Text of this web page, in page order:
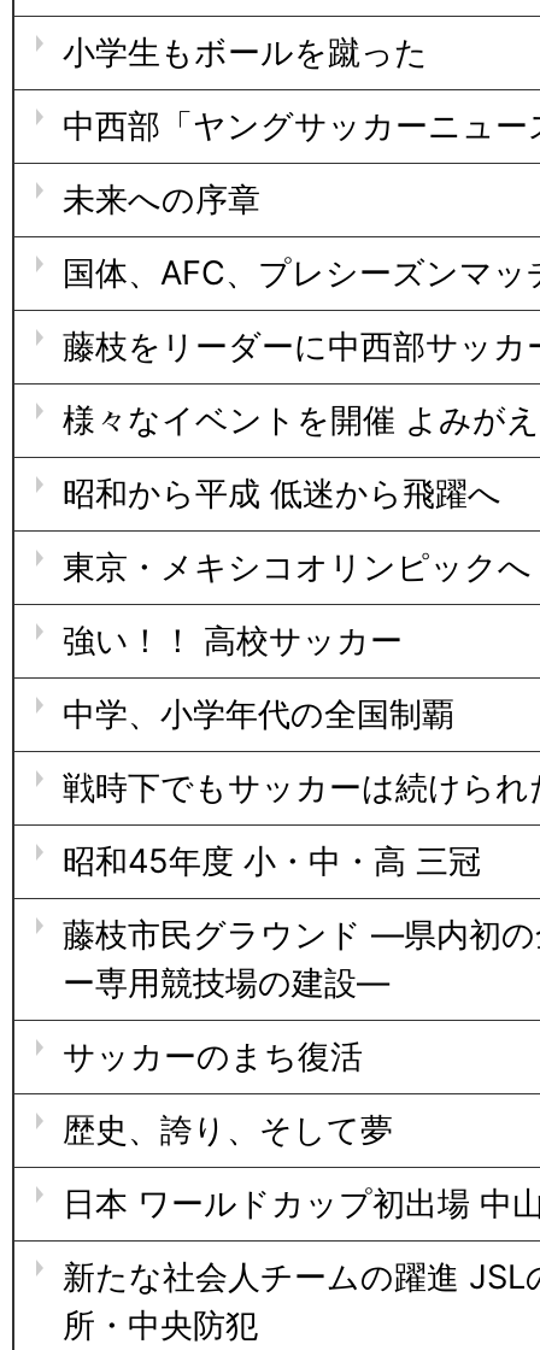
小学生もボールを蹴った
中西部「ヤングサッカーニュー
未来への序章
国体、AFC、プレシーズンマッ
藤枝をリーダーに中西部サッカ
様々なイベントを開催 よみが
昭和から平成 低迷から飛躍へ
東京・メキシコオリンピックへ
強い！！ 高校サッカー
中学、小学年代の全国制覇
戦時下でもサッカーは続けられ
昭和45年度 小・中・高 三冠
藤枝市民グラウンド ―県内初
ー専用競技場の建設―
サッカーのまち復活
歴史、誇り、そして夢
日本 ワールドカップ初出場 中
新たな社会人チームの躍進 JSL
所・中央防犯